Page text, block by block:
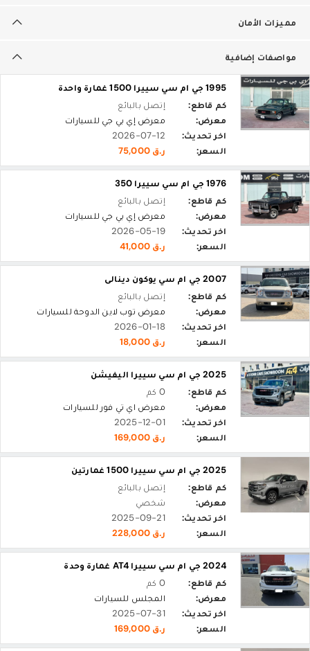
مميزات الأمان
مواصفات إضافية
1995 جي ام سي سييرا 1500 غمارة واحدة
كم قاطع:
إتصل بالبائع
معرض:
معرض إي بي جي للسيارات
اخر تحديث:
2026-07-12
السعر:
ر.ق 75,000
1976 جي ام سي سييرا 350
كم قاطع:
إتصل بالبائع
معرض:
معرض إي بي جي للسيارات
اخر تحديث:
2026-05-19
السعر:
ر.ق 41,000
2007 جي ام سي يوكون دينالى
كم قاطع:
إتصل بالبائع
معرض:
معرض توب لاين الدوحة للسيارات
اخر تحديث:
2026-01-18
السعر:
ر.ق 18,000
2025 جي ام سي سييرا اليفيشن
كم قاطع:
0 كم
معرض:
معرض اي تي فور للسيارات
اخر تحديث:
2025-12-01
السعر:
ر.ق 169,000
2025 جي ام سي سييرا 1500 غمارتين
كم قاطع:
إتصل بالبائع
معرض:
شخصي
اخر تحديث:
2025-09-21
السعر:
ر.ق 228,000
2024 جي ام سي سييرا AT4 غمارة وحدة
كم قاطع:
0 كم
معرض:
المجلس للسيارات
اخر تحديث:
2025-07-31
السعر:
ر.ق 169,000